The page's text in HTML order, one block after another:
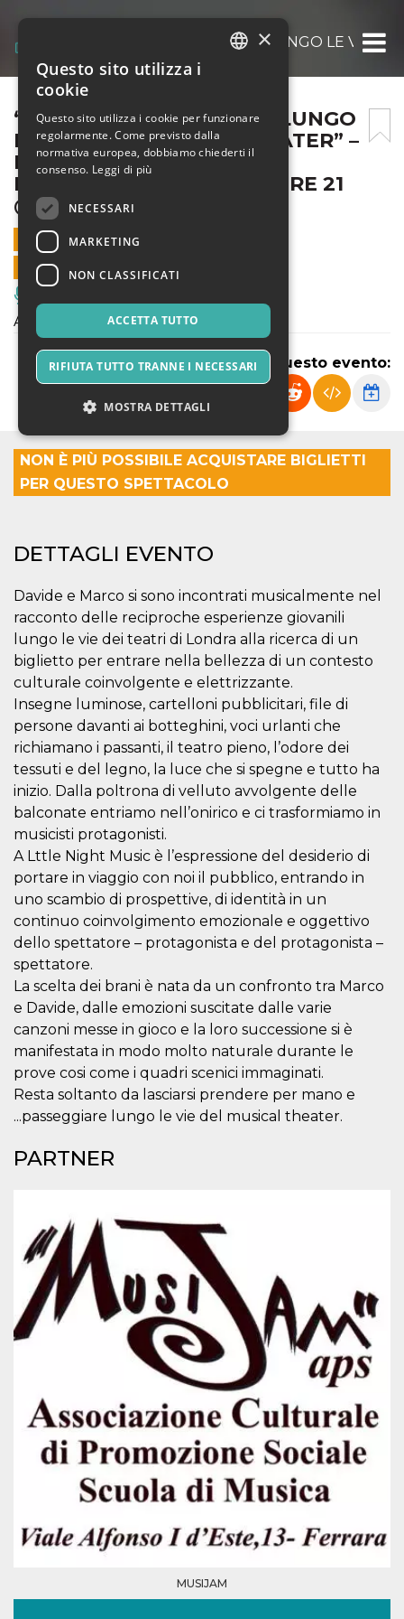
“A LITTLE NIGHT MUSIC…LUNGO LE VIE
“A LITTLE NIGHT MUSIC…LUNGO
LE VIE DEL MUSICAL THEATER” –
ESTATE SUL BALUARDO,
MERCOLEDÌ 23 GIUGNO, ORE 21
@FERRARA OFF
23 GIUGNO 2021 - 21:00
VENDITE ONLINE TERMINATE
ACQUISTA SUBITO I TUOI BIGLIETTI
Condividi questo evento:
NON È PIÙ POSSIBILE ACQUISTARE BIGLIETTI
PER QUESTO SPETTACOLO
DETTAGLI EVENTO
Davide e Marco si sono incontrati musicalmente nel
racconto delle reciproche esperienze giovanili
lungo le vie dei teatri di Londra alla ricerca di un
biglietto per entrare nella bellezza di un contesto
culturale coinvolgente e elettrizzante.
Insegne luminose, cartelloni pubblicitari, file di
persone davanti ai botteghini, voci urlanti che
richiamano i passanti, il teatro pieno, l’odore dei
tessuti e del legno, la luce che si spegne e tutto ha
inizio. Dalla poltrona di velluto avvolgente delle
balconate entriamo nell’onirico e ci trasformiamo in
musicisti protagonisti.
A Lttle Night Music è l’espressione del desiderio di
portare in viaggio con noi il pubblico, entrando in
uno scambio di prospettive, di identità in un
continuo coinvolgimento emozionale e oggettivo
dello spettatore – protagonista e del protagonista –
spettatore.
La scelta dei brani è nata da un confronto tra Marco
e Davide, dalle emozioni suscitate dalle varie
canzoni messe in gioco e la loro successione si è
manifestata in modo molto naturale durante le
prove cosi come i quadri scenici immaginati.
Resta soltanto da lasciarsi prendere per mano e
...passeggiare lungo le vie del musical theater.
PARTNER
MUSIJAM
×
Questo sito utilizza i
cookie
Questo sito utilizza i cookie per funzionare
regolarmente. Come previsto dalla
normativa europea, dobbiamo chiederti il
consenso. Leggi di più
NECESSARI
MARKETING
NON CLASSIFICATI
ACCETTA TUTTO
RIFIUTA TUTTO TRANNE I NECESSARI
MOSTRA DETTAGLI
Non classificati
indispensabili al funzionamento del sito. I
servizi qui presenti non potranno funzionare
Nome
Provider /
Dominio
Descrizione
cf_clearance
Cloudflare,
Inc.
.oooh.events
1 anno
Clearance
Cookie from
CloudFlare
passed. It is
used to no
longer issue a
captcha or
jschallenge
challenge if
present. It is
required to
reach origin
server.
wordpress_test_cookie
Automattic
Inc.
.oooh.events
Sessione
Cookie di
Wordpress,
verifica che il
browser accetti i
cookie.
PHPSESSID
PHP.net
oooh.events
Sessione
Cookie
generato da
applicazioni
Si tratta di un
identificatore
generico
utilizzato per
mantenere le
variabili di
Normalmente è
generato in
modo casuale, il
modo in cui
CookieScriptConsent
CookieScript
oooh.events
settimane
2 giorni
dal servizio
Cookie-
Script.com per
ricordare le
preferenze di
consenso sui
cookie dei
visitatori. È
necessario che il
banner dei
cookie di
Cookie-
Script.com
funzioni
correttamente.
Stripe
1 anno 1
mese
Questo cookie
viene
utilizzato per le
prestazioni e